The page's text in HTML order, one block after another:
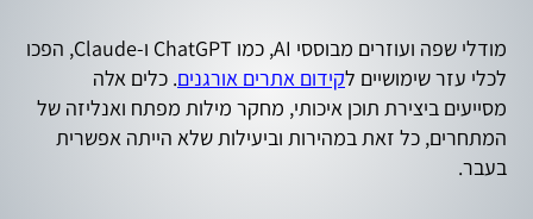
מודלי שפה ועוזרים מבוססי AI, כמו ChatGPT ו-Claude, הפכו
לכלי עזר שימושיים לקידום אתרים אורגנים. כלים אלה
מסייעים ביצירת תוכן איכותי, מחקר מילות מפתח ואנליזה של
המתחרים, כל זאת במהירות וביעילות שלא הייתה אפשרית
בעבר.